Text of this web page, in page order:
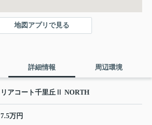
地図アプリで見る
詳細情報 周辺環境
リアコート千里丘Ⅱ NORTH
7.5万円